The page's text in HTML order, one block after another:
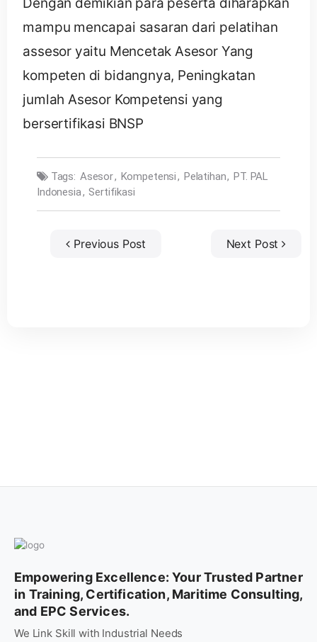
mampu mencapai sasaran dari pelatihan
assesor yaitu Mencetak Asesor Yang
kompeten di bidangnya, Peningkatan
jumlah Asesor Kompetensi yang
bersertifikasi BNSP
Tags: Asesor, Kompetensi, Pelatihan, PT. PAL
Indonesia, Sertifikasi
Previous Post Next Post
Empowering Excellence: Your Trusted Partner
in Training, Certification, Maritime Consulting,
and EPC Services.
We Link Skill with Industrial Needs